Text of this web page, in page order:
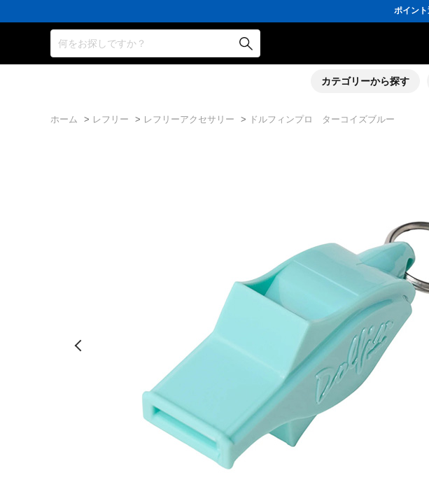
ポイン
会員の方にはお誕
16,000円(税
ポイン
会員の方にはお誕
何をお探しですか？
カテゴリーから探す
ホーム > レフリー > レフリーアクセサリー > ドルフィンプロ ターコイズブルー